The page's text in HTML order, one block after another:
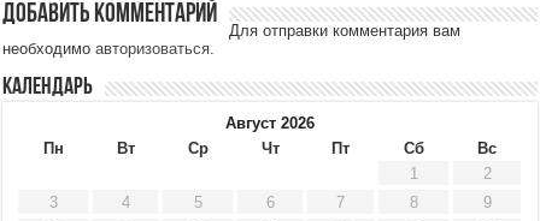
Добавить комментарий
Для отправки комментария вам
необходимоавторизоваться.
Календарь
Август 2026
Пн
Вт Ср Чт Пт Сб
Вс
1
2
3
4 5 6 7 8
9